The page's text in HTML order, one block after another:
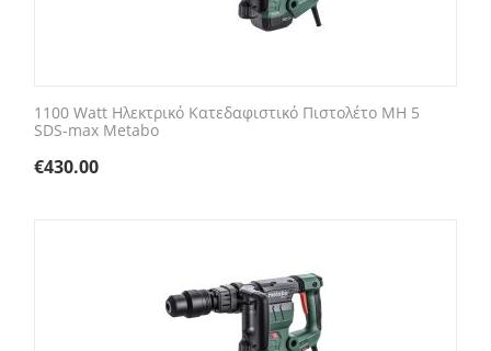
1100 Watt Ηλεκτρικό Κατεδαφιστικό Πιστολέτο MH 5
SDS-max Metabo
€430.00